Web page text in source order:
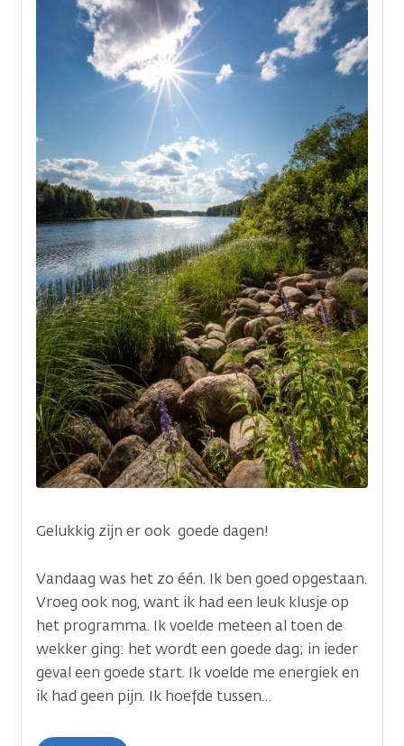
Gelukkig zijn er ook goede dagen!
Vandaag was het zo één. Ik ben goed opgestaan.
Vroeg ook nog, want ik had een leuk klusje op
het programma. Ik voelde meteen al toen de
wekker ging: het wordt een goede dag; in ieder
geval een goede start. Ik voelde me energiek en
ik had geen pijn. Ik hoefde tussen…